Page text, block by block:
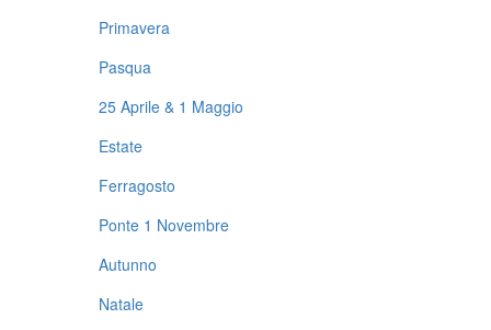
Primavera
Pasqua
25 Aprile & 1 Maggio
Estate
Ferragosto
Ponte 1 Novembre
Autunno
Natale